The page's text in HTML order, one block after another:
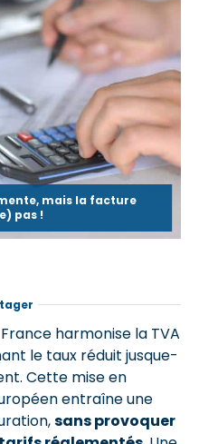
mais la facture
pas !
France harmonise la TVA
le taux réduit jusque-
Cette mise en
entraîne une
sans provoquer